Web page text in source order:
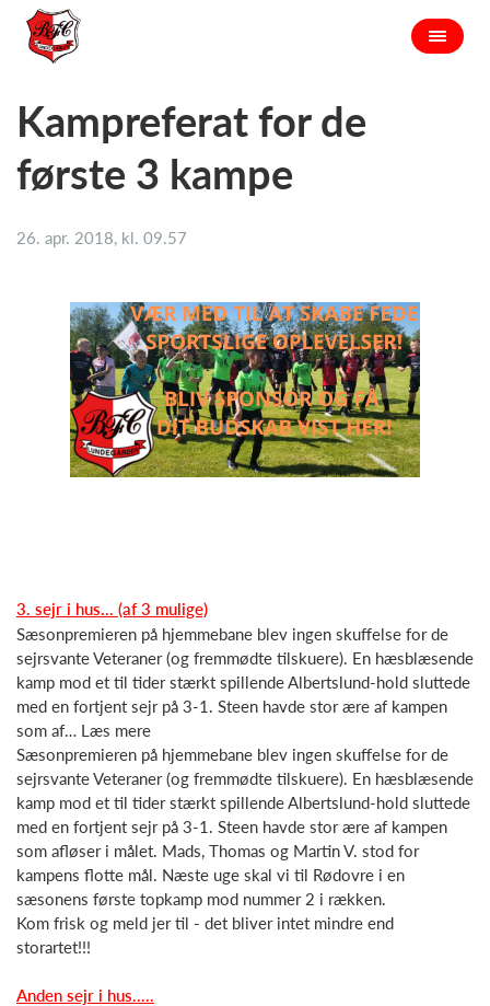
Kampreferat for de
første 3 kampe
26. apr. 2018, kl. 09.57
3. sejr i hus... (af 3 mulige)
Sæsonpremieren på hjemmebane blev ingen skuffelse for de
sejrsvante Veteraner (og fremmødte tilskuere). En hæsblæsende
kamp mod et til tider stærkt spillende Albertslund-hold sluttede
med en fortjent sejr på 3-1. Steen havde stor ære af kampen
som af… Læs mere
Sæsonpremieren på hjemmebane blev ingen skuffelse for de
sejrsvante Veteraner (og fremmødte tilskuere). En hæsblæsende
kamp mod et til tider stærkt spillende Albertslund-hold sluttede
med en fortjent sejr på 3-1. Steen havde stor ære af kampen
som afløser i målet. Mads, Thomas og Martin V. stod for
kampens flotte mål. Næste uge skal vi til Rødovre i en
sæsonens første topkamp mod nummer 2 i rækken.
Kom frisk og meld jer til - det bliver intet mindre end
storartet!!!
Anden sejr i hus.....